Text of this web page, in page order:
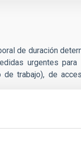
de duración
urgentes
trabajo), de
del Plan de
control de